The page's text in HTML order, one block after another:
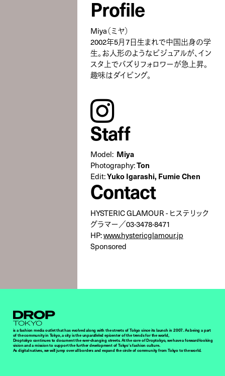
Profile
Miya（ミヤ）
2002年5月7日生まれで中国出身の学
生。お人形のようなビジュアルが、イン
スタ上でバズりフォロワーが急上昇。
趣味はダイビング。
instagram
Staff
Model: Miya
Photography:Ton
Edit:Yuko Igarashi, Fumie Chen
Contact
HYSTERIC GLAMOUR - ヒステリック
グラマー／03-3478-8471
HP:www.hystericglamour.jp
Sponsored
Droptokyo
is a fashion media outlet that has evolved along with the streets of Tokyo since its launch in 2007. As being a part
of the community in Tokyo, a city is the unparalleled epicenter of the trends for the world,
Droptokyo continues to document the ever-changing streets. At the core of Droptokyo, we have a forward-looking
vision and a mission to support the further development of Tokyo’s fashion culture.
As digital natives, we will jump over all borders and expand the circle of community from Tokyo to the world.